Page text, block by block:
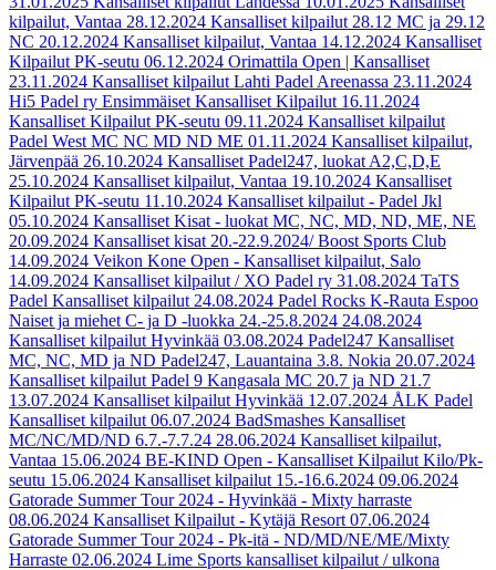
kilpailut, Vantaa 28.12.2024 Kansalliset kilpailut 28.12 MC ja 29.12
NC 20.12.2024 Kansalliset kilpailut, Vantaa 14.12.2024 Kansalliset
Kilpailut PK-seutu 06.12.2024 Orimattila Open | Kansalliset
23.11.2024 Kansalliset kilpailut Lahti Padel Areenassa 23.11.2024
Hi5 Padel ry Ensimmäiset Kansalliset Kilpailut 16.11.2024
Kansalliset Kilpailut PK-seutu 09.11.2024 Kansalliset kilpailut
Padel West MC NC MD ND ME 01.11.2024 Kansalliset kilpailut,
Järvenpää 26.10.2024 Kansalliset Padel247, luokat A2,C,D,E
25.10.2024 Kansalliset kilpailut, Vantaa 19.10.2024 Kansalliset
Kilpailut PK-seutu 11.10.2024 Kansalliset kilpailut - Padel Jkl
05.10.2024 Kansalliset Kisat - luokat MC, NC, MD, ND, ME, NE
20.09.2024 Kansalliset kisat 20.-22.9.2024/ Boost Sports Club
14.09.2024 Veikon Kone Open - Kansalliset kilpailut, Salo
14.09.2024 Kansalliset kilpailut / XO Padel ry 31.08.2024 TaTS
Padel Kansalliset kilpailut 24.08.2024 Padel Rocks K-Rauta Espoo
Naiset ja miehet C- ja D -luokka 24.-25.8.2024 24.08.2024
Kansalliset kilpailut Hyvinkää 03.08.2024 Padel247 Kansalliset
MC, NC, MD ja ND Padel247, Lauantaina 3.8. Nokia 20.07.2024
Kansalliset kilpailut Padel 9 Kangasala MC 20.7 ja ND 21.7
13.07.2024 Kansalliset kilpailut Hyvinkää 12.07.2024 ÅLK Padel
Kansalliset kilpailut 06.07.2024 BadSmashes Kansalliset
MC/NC/MD/ND 6.7.-7.7.24 28.06.2024 Kansalliset kilpailut,
Vantaa 15.06.2024 BE-KIND Open - Kansalliset Kilpailut Kilo/Pk-
seutu 15.06.2024 Kansalliset kilpailut 15.-16.6.2024 09.06.2024
Gatorade Summer Tour 2024 - Hyvinkää - Mixty harraste
08.06.2024 Kansalliset Kilpailut - Kytäjä Resort 07.06.2024
Gatorade Summer Tour 2024 - Pk-itä - ND/MD/NE/ME/Mixty
Harraste 02.06.2024 Lime Sports kansalliset kilpailut / ulkona